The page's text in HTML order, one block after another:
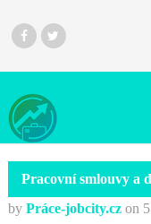
Pracovní smlouvy a
by Práce-jobcity.cz on